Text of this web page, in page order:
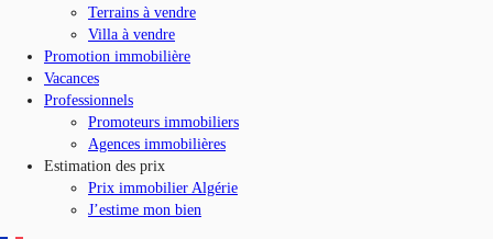
Terrains à vendre
Villa à vendre
Promotion immobilière
Vacances
Professionnels
Promoteurs immobiliers
Agences immobilières
Estimation des prix
Prix immobilier Algérie
J’estime mon bien